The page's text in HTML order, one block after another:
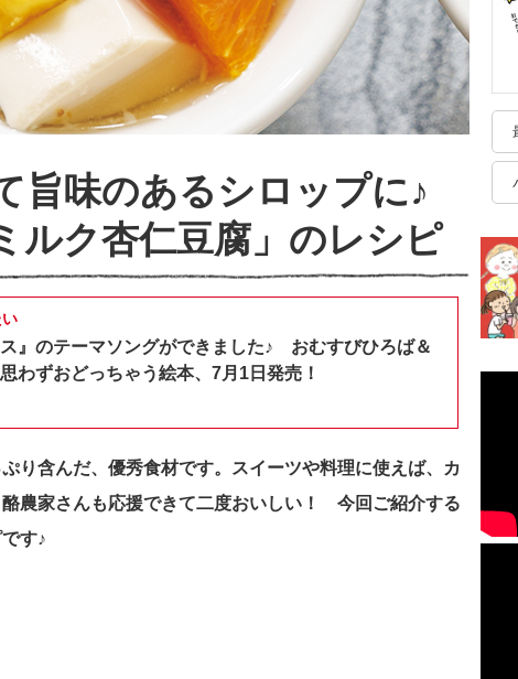
旨味のあるシロップに♪
ルク杏仁豆腐」のレシピ
ス』のテーマソングができました♪ おむすびひろば＆
わずおどっちゃう絵本、7月1日発売！
り含んだ、優秀食材です。
スイーツや料理に使えば、カ
酪農家さんも応援できて二度おいしい！ 今回ご紹介する
す♪